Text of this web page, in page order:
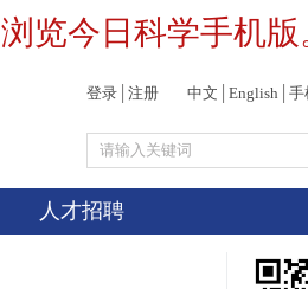
浏览今日科学手机版
登录 注册 中文 English 手
人才招聘